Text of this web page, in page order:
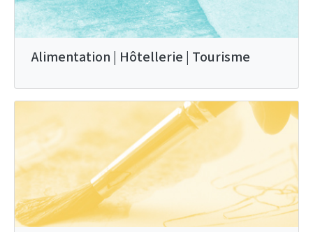
Alimentation | Hôtellerie | Tourisme